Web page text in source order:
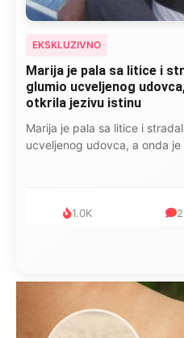
EKSKLUZIVNO
Kad se Marin suprug
pelene mu mijenjala:
čokoladu..
Kad se Marin suprug razbolio
mijenjala: Jedno jutro je
999